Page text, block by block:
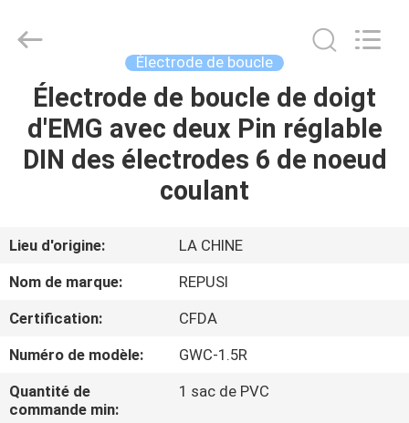
MAISON
PRODUITS
SUJET
DE
NOUS
VISITE
D'USINE
Electronics
Co.,Ltd..
Électrode de boucle
Électrode de boucle de doigt
d'EMG avec deux Pin réglable
DIN des électrodes 6 de noeud
coulant
Lieu d'origine:
LA CHINE
Nom de marque:
REPUSI
Certification:
CFDA
Numéro de modèle:
GWC-1.5R
Quantité de
commande min:
1 sac de PVC